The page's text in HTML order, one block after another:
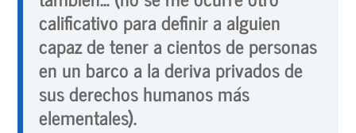
calificativo para definir a alguien
capaz de tener a cientos de personas
en un barco a la deriva privados de
sus derechos humanos más
elementales).